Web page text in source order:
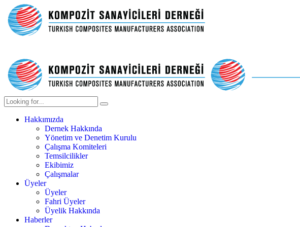
Hakkımızda
Dernek Hakkında
Yönetim ve Denetim Kurulu
Çalışma Komiteleri
Temsilcilikler
Ekibimiz
Çalışmalar
Üyeler
Üyeler
Fahri Üyeler
Üyelik Hakkında
Haberler